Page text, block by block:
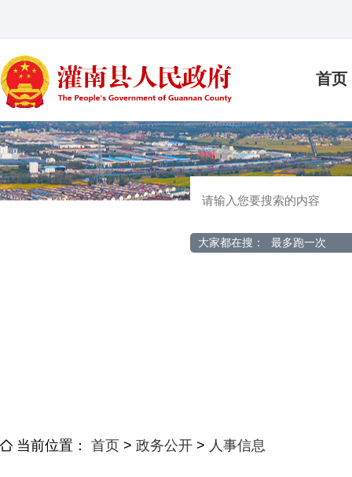
首页
大家都在搜： 最多跑一次
当前位置： 首页 > 政务公开 > 人事信息